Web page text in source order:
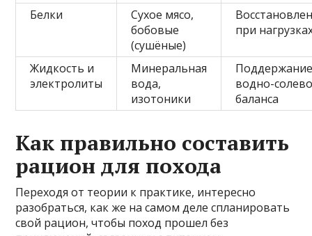
Белки
Сухое мясо,
бобовые
(сушёные)
при
Жидкость и
электролиты
Минеральная
вода,
изотоники
водно-
баланса
Как правильно составить
рацион для похода
Переходя от теории к практике, интересно
разобраться, как же на самом деле спланировать
свой рацион, чтобы поход прошел без